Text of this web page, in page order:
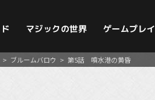
マジックの世界 ゲームプレイ
> ブルームバロウ > 第5話 噴水港の黄昏